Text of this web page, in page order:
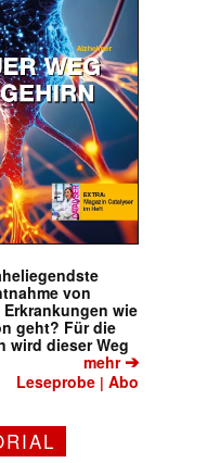
von
wie
geht? Für die
wird dieser Weg
mehr➔
Leseprobe |Abo